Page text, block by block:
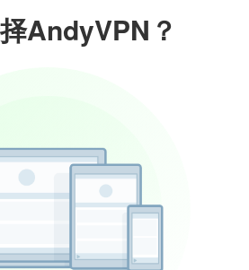
AndyVPN？